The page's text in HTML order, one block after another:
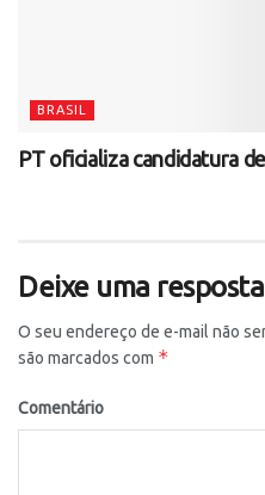
BRASIL
PT oficializa candidatura
Deixe uma resposta
O seu endereço de e-mail não
são marcados com *
Comentário